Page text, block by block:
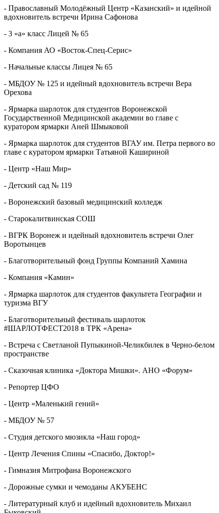
- Православный Молодёжный Центр «Казанский» и идейной
вдохновитель встречи Ирина Сафонова
- 3 «а» класс Лицей № 65
- Компания АО «Восток-Спец-Серис»
- Начальные классы Лицея № 65
- МБДОУ № 125 и идейный вдохновитель встречи Вера
Орехова
- Ярмарка шарлоток для студентов Воронежской
Государственной Медицинской академии во главе с
куратором ярмарки Аней Шмыковой
- Ярмарка шарлоток для студентов ВГАУ им. Петра первого во
главе с куратором ярмарки Татьяной Кашириной
- Центр «Наш Мир»
- Детский сад № 119
- Воронежский базовый медицинский колледж
- Старокалитвинская СОШ
- ВГРК Воронеж и идейный вдохновитель встречи Олег
Воротынцев
- Благотворительный фонд Группы Компаний Хамина
- Компания «Камин»
- Ярмарка шарлоток для студентов факультета Географии и
туризма ВГУ
- Благотворительный фестиваль шарлоток
#ШАРЛОТФЕСТ2018 в ТРК «Арена»
- Встреча с Светланой Пупыкиной-Челикбилек в Черно-белом
пространстве
- Сказочная клиника «Доктора Мишки». АНО «Форум»
- Репортер ЦФО
- Центр «Маленький гений»
- МБДОУ № 57
- Студия детского мюзикла «Наш город»
- Центр Лечения Спины «Спасибо, Доктор!»
- Гимназия Митрофана Воронежского
- Дорожные сумки и чемоданы АКУБЕНС
- Литературный клуб и идейный вдохновитель Михаил